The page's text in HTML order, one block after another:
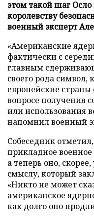
этом такой шаг Осло
королевству
военный эксперт
«Американские
фактически с
главным
своего рода
европейские
вопросе получения
или использования
напомнил военный
Собеседник
прикладное
а теперь оно,
смыслу, который
«Никто не может
американское
как долго оно